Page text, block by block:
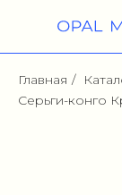
Главная /
Серьги-конго